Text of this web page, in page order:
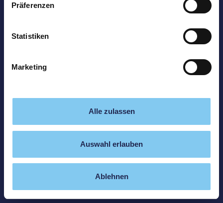
Präferenzen
Statistiken
Marketing
Alle zulassen
Auswahl erlauben
Ablehnen